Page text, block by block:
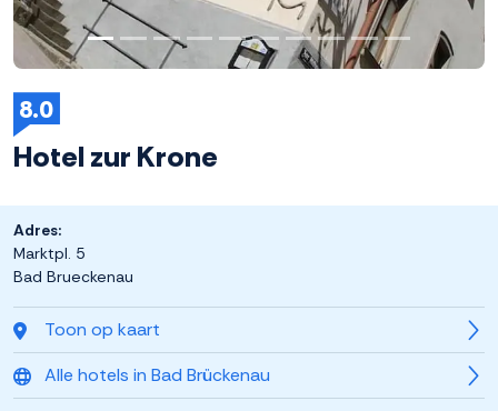
8.0
Hotel zur Krone
Toon op kaart
Alle hotels in Bad Brückenau
Adres:
Marktpl. 5
Bad Brueckenau